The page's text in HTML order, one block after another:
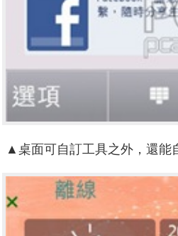
▲桌面可自訂工具之外，還能